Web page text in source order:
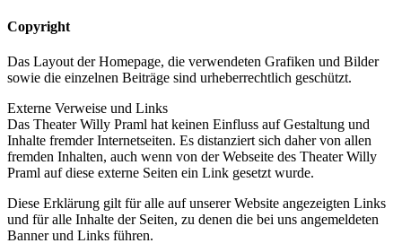
Copyright
Das Layout der Homepage, die verwendeten Grafiken und Bilder
sowie die einzelnen Beiträge sind urheberrechtlich geschützt.
Externe Verweise und Links
Das Theater Willy Praml hat keinen Einfluss auf Gestaltung und
Inhalte fremder Internetseiten. Es distanziert sich daher von allen
fremden Inhalten, auch wenn von der Webseite des Theater Willy
Praml auf diese externe Seiten ein Link gesetzt wurde.
Diese Erklärung gilt für alle auf unserer Website angezeigten Links
und für alle Inhalte der Seiten, zu denen die bei uns angemeldeten
Banner und Links führen.